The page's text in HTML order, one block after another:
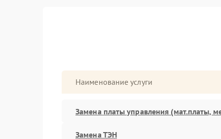
Наименование услуги
Замена платы управления (мат.платы,
Замена ТЭН